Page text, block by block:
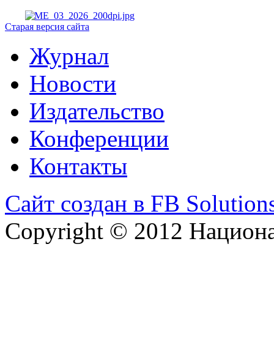
Старая версия сайта
Журнал
Новости
Издательство
Конференции
Контакты
Сайт создан в FB
Copyright © 2012